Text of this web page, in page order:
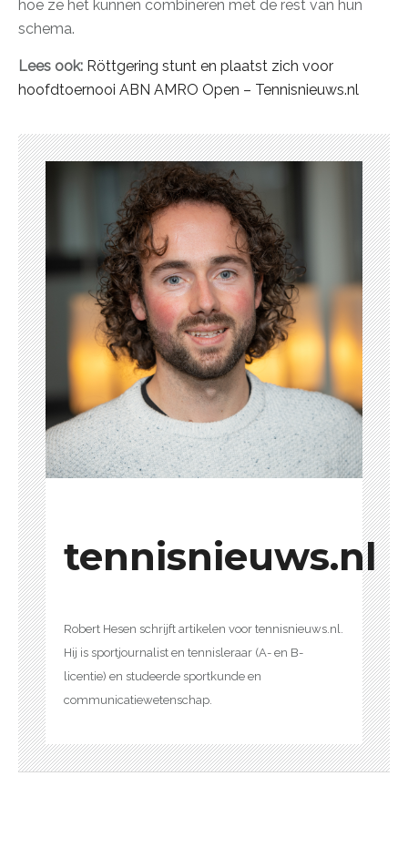
hoe ze het kunnen combineren met de rest van hun
schema.
Lees ook: Röttgering stunt en plaatst zich voor
hoofdtoernooi ABN AMRO Open – Tennisnieuws.nl
tennisnieuws.nl
Robert Hesen schrijft artikelen voor tennisnieuws.nl.
Hij is sportjournalist en tennisleraar (A- en B-
licentie) en studeerde sportkunde en
communicatiewetenschap.